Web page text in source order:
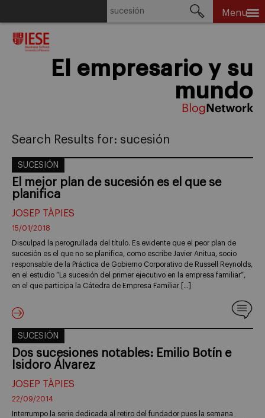
Menu
El empresario y su
mundo
Search Results for: sucesión
SUCESIÓN
El mejor plan de sucesión es el que se
planifica
JOSEP TÀPIES
15/01/2018
Disculpad la perogrullada del título. Es evidente que el peor plan de
sucesión es el que no se planifica, como escribe Javier Anitua, socio
responsable de la Práctica de Gobierno Corporativo de Russell Reynolds,
en el estudio “La sucesión del primer ejecutivo en la empresa familiar”,
en el que participa la Cátedra de Empresa Familiar […]
SUCESIÓN
Dos sucesiones notables: Emilio Botín e
Isidoro Álvarez
JOSEP TÀPIES
22/09/2014
Interrumpo la serie dedicada al retiro del fundador pues la semana